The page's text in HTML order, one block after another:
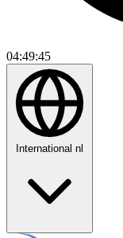
04:49:46
International nl